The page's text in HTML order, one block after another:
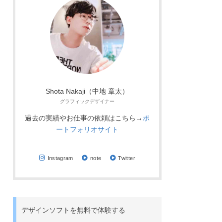
Shota Nakaji（中地 章太）
グラフィックデザイナー
過去の実績やお仕事の依頼はこちら→ポ
ートフォリオサイト
Instagram note Twitter
デザインソフトを無料で体験する